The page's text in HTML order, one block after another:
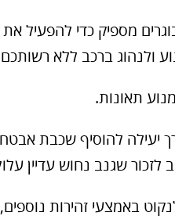
מספיק כדי להפעיל
ולנהוג ברכב ללא
תאונות.
יעילה להוסיף שכבת
שגנב נחוש עדיין
באמצעי זהירות